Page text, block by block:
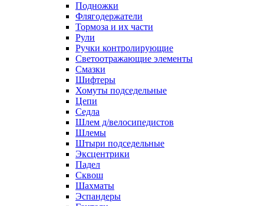
Подножки
Флягодержатели
Тормоза и их части
Рули
Ручки контролирующие
Светоотражающие элементы
Смазки
Шифтеры
Хомуты подседельные
Цепи
Седла
Шлем д/велосипедистов
Шлемы
Штыри подседельные
Эксцентрики
Падел
Сквош
Шахматы
Эспандеры